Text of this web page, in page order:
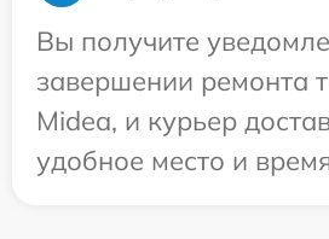
Вы получите
завершении ремонта
Midea, и курьер
удобное место и